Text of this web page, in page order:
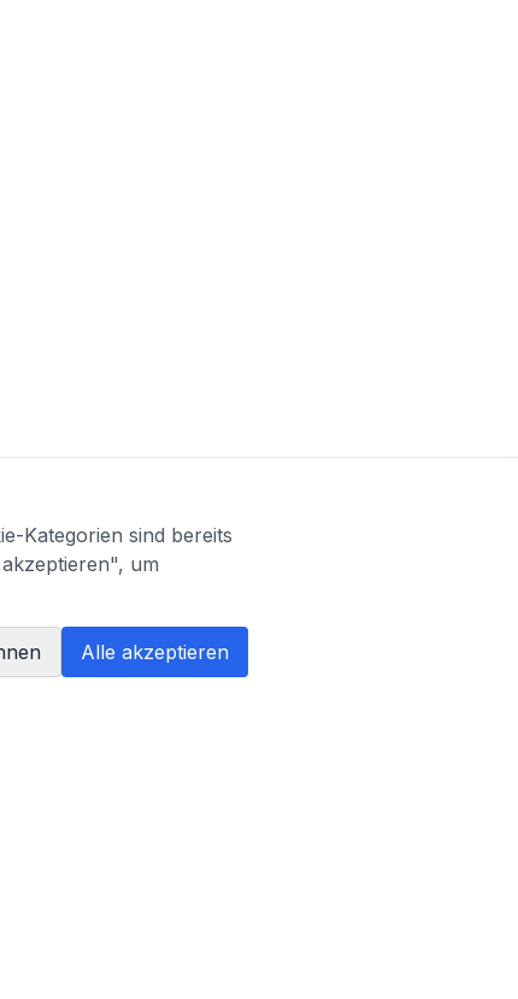
Kategorien sind bereits
um
Alle akzeptieren